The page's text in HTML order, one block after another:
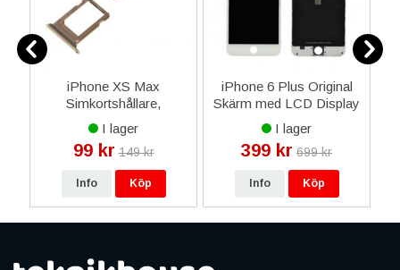
iPhone XS Max
Simkortshållare,
Sidoknappar - Guld
I lager
99 kr 149 kr
Info Köp
iPhone 6 Plus Original
Skärm med LCD Display
Glas - Vit
I lager
399 kr 699 kr
Info Köp